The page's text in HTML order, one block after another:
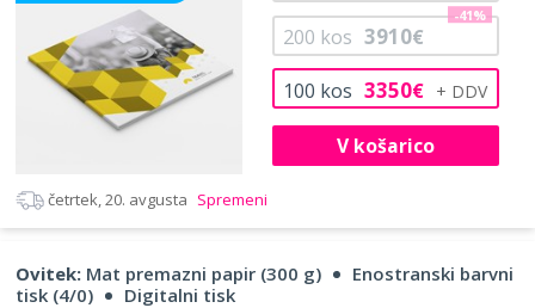
100 kos 3350€
200 kos 3910€
-41%
V košarico
četrtek, 20. avgusta Spremeni
Ovitek: Mat premazni papir (300 g)
Enostranski barvni
tisk (4/0)
Digitalni tisk